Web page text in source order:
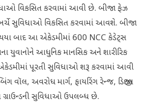
વિકસિત કરવામાં આવી છે. બીજા ફેઝ
ખર્ચે સુવિધાઓ વિકસિત કરવામાં આવશે. બીજા
થયા બાદ આ એકેડમીમાં 600 NCC કેડેટ્સ
યુવાનોને આધુનિક માનસિક અને શારીરિક
પૂરતી સુવિધાઓ શરૂ કરવામાં આવી
વૉલ, અવરોધ માર્ગ, ફાયરિંગ રેન્જ, ડિજીટલ
ગ્રાઉન્ડની સુવિધાઓ ઉપલબ્ધ છે.